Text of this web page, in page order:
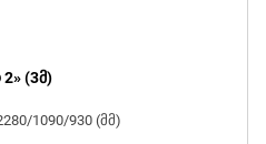
(3მ)
1090/930 (მმ)